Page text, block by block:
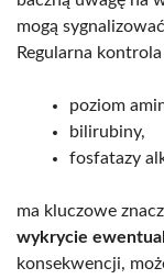
mogą
Regularna
poziom
bilirubiny,
fosfatazy
ma kluczowe
wykrycie
konsekwencji,